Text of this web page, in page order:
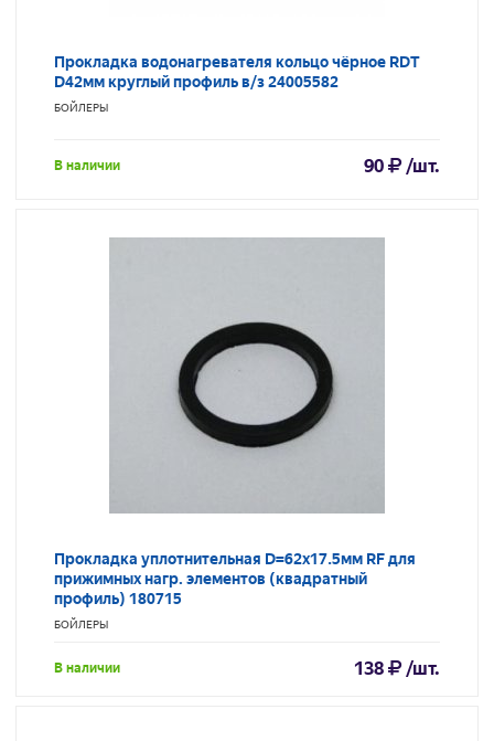
Прокладка водонагревателя кольцо чёрное RDT
D42мм круглый профиль в/з 24005582
БОЙЛЕРЫ
В наличии 90 /шт.
Прокладка уплотнительная D=62x17.5мм RF для
прижимных нагр. элементов (квадратный
профиль) 180715
БОЙЛЕРЫ
В наличии 138 /шт.